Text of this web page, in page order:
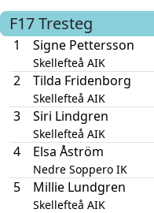
F17Tresteg
1
Signe Pettersson
Skellefteå AIK
2 Tilda Fridenborg
Skellefteå AIK
3 Siri Lindgren
Skellefteå AIK
4 Elsa Åström
Nedre Soppero IK
5 Millie Lundgren
Skellefteå AIK